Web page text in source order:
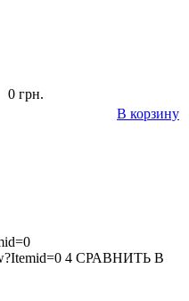
0 грн.
В корзину
4 СРАВНИТЬ В